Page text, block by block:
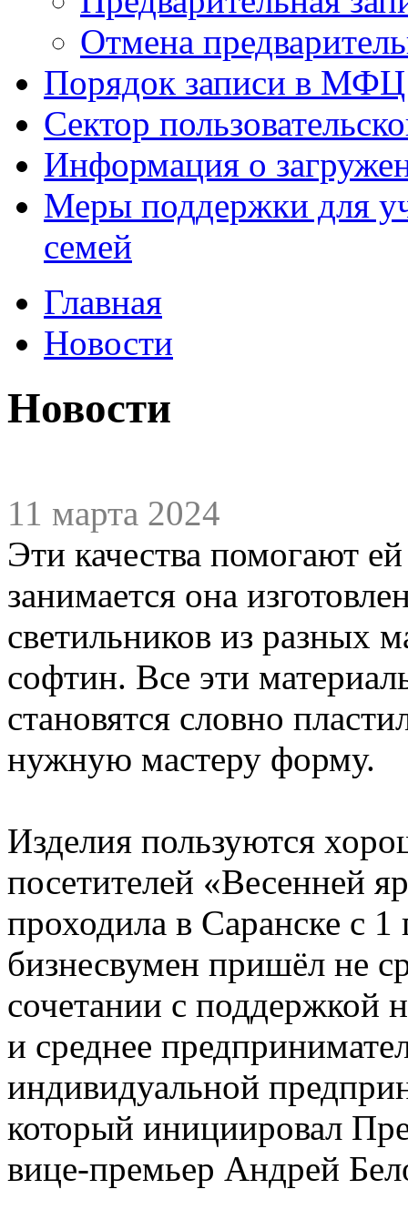
Отмена
Порядок записи в МФЦ
Сектор
Информация о
Меры поддержки для
семей
Главная
Новости
Новости
11 марта 2024
Эти качества помогают
занимается она
светильников из разных
софтин. Все эти
становятся словно
нужную мастеру форму.
Изделия пользуются
посетителей «Весенней
проходила в Саранске с
бизнесвумен пришёл не
сочетании с поддержкой
и среднее
индивидуальной
который инициировал
вице-премьер Андрей